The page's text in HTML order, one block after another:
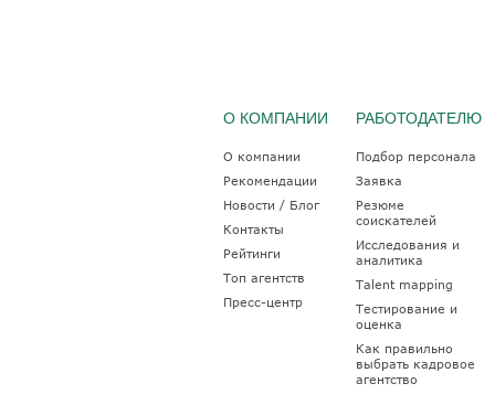
О КОМПАНИИ
О компании
Рекомендации
Новости / Блог
Контакты
Рейтинги
Топ агентств
Пресс-центр
РАБОТОДАТЕЛЮ
Подбор персонала
Заявка
Резюме
соискателей
Исследования и
аналитика
Talent mapping
Тестирование и
оценка
Как правильно
выбрать кадровое
агентство